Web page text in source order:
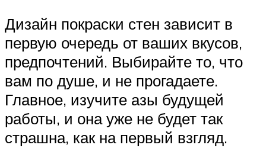
Дизайн покраски стен зависит в
первую очередь от ваших вкусов,
предпочтений. Выбирайте то, что
вам по душе, и не прогадаете.
Главное, изучите азы будущей
работы, и она уже не будет так
страшна, как на первый взгляд.